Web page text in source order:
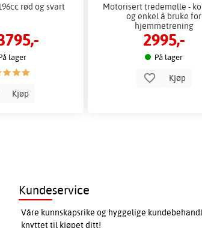
rød og svart
lager
Kjøp
Motorisert tredemølle -
og enkel å bruke for
hjemmetrening
2995,-
På lager
Kjøp
Kundeservice
Våre kunnskapsrike og hyggelige
knyttet til kjøpet ditt!